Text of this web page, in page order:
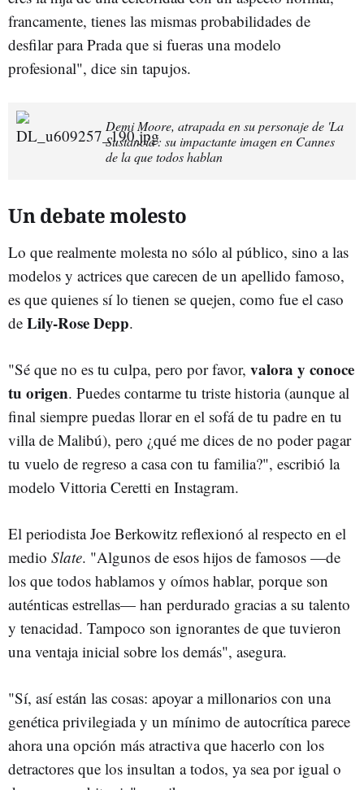
francamente, tienes las mismas probabilidades de
desfilar para Prada que si fueras una modelo
profesional", dice sin tapujos.
Demi Moore, atrapada en su personaje de 'La
Sustancia': su impactante imagen en Cannes
de la que todos hablan
Un debate molesto
Lo que realmente molesta no sólo al público, sino a las
modelos y actrices que carecen de un apellido famoso,
es que quienes sí lo tienen se quejen, como fue el caso
de Lily-Rose Depp.
"Sé que no es tu culpa, pero por favor, valora y conoce
tu origen. Puedes contarme tu triste historia (aunque al
final siempre puedas llorar en el sofá de tu padre en tu
villa de Malibú), pero ¿qué me dices de no poder pagar
tu vuelo de regreso a casa con tu familia?", escribió la
modelo Vittoria Ceretti en Instagram.
El periodista Joe Berkowitz reflexionó al respecto en el
medio Slate. "Algunos de esos hijos de famosos —de
los que todos hablamos y oímos hablar, porque son
auténticas estrellas— han perdurado gracias a su talento
y tenacidad. Tampoco son ignorantes de que tuvieron
una ventaja inicial sobre los demás", asegura.
"Sí, así están las cosas: apoyar a millonarios con una
genética privilegiada y un mínimo de autocrítica parece
ahora una opción más atractiva que hacerlo con los
detractores que los insultan a todos, ya sea por igual o